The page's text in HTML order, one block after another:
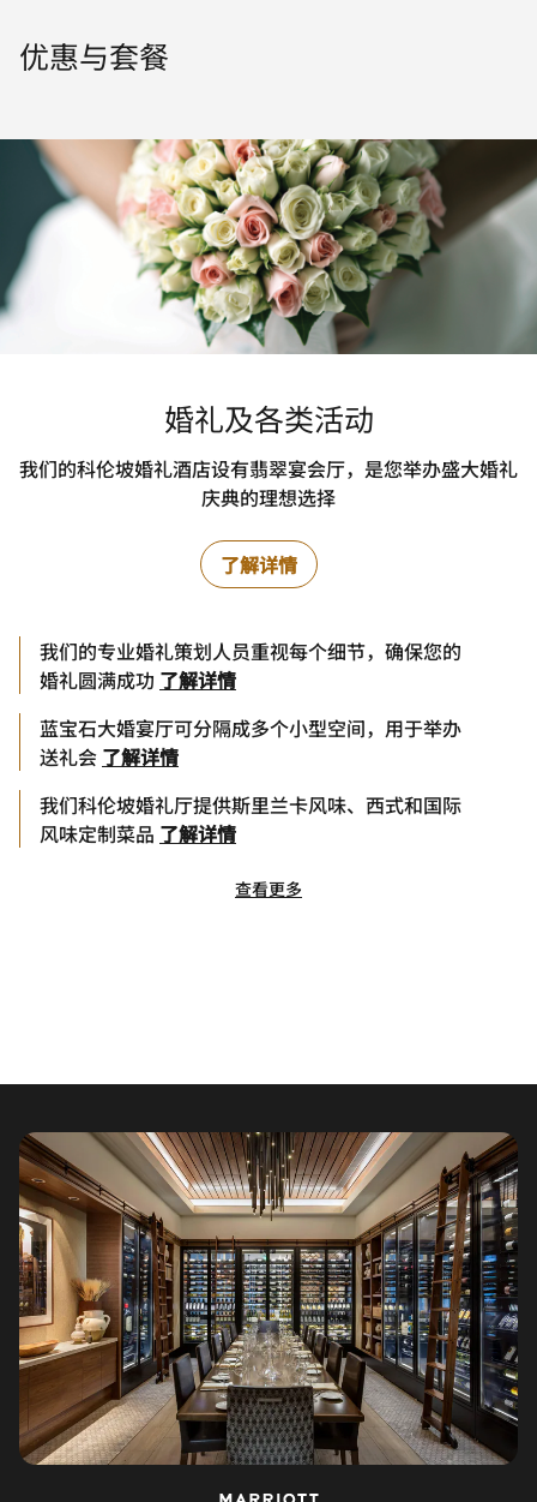
优惠与套餐
婚礼及各类活动
我们的科伦坡婚礼酒店设有翡翠宴会厅，是您举办盛大婚礼
庆典的理想选择
了解详情
我们的专业婚礼策划人员重视每个细节，确保您的
婚礼圆满成功 了解详情
蓝宝石大婚宴厅可分隔成多个小型空间，用于举办
送礼会 了解详情
我们科伦坡婚礼厅提供斯里兰卡风味、西式和国际
风味定制菜品 了解详情
查看更多